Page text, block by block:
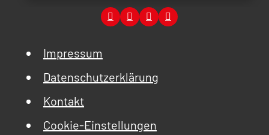
Impressum
Datenschutzerklärung
Kontakt
Cookie-Einstellungen